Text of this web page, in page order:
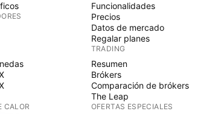
CALOR
Funcionalidades
Precios
Datos de mercado
Regalar planes
TRADING
Resumen
Brókers
Comparación de brókers
The Leap
OFERTAS ESPECIALES